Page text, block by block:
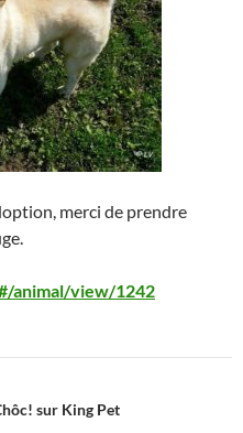
merci de prendre
/animal/view/1242
sur King Pet